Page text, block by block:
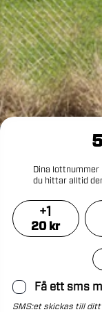
Dina lottnummer
du hittar alltid
+1
20kr
Få ett sms
SMS:et skickas till